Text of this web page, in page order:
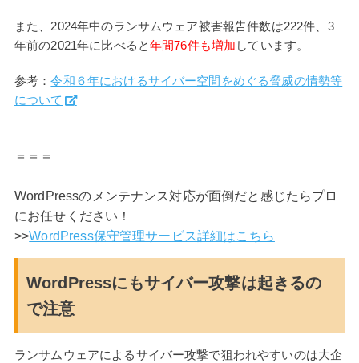
また、2024年中のランサムウェア被害報告件数は222件、3
年前の2021年に比べると年間76件も増加 しています。
参考：令和６年におけるサイバー空間をめぐる脅威の情勢等
について
＝＝＝
WordPressのメンテナンス対応が面倒だと感じたらプロ
にお任せください！
>>WordPress保守管理サービス詳細はこちら
WordPressにもサイバー攻撃は起きるの
で注意
ランサムウェアによるサイバー攻撃で狙われやすいのは大企